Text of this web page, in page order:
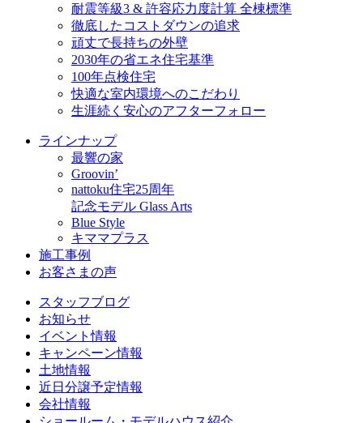
耐震等級3 & 許容応力度計算 全棟標準
徹底したコストダウンの追求
頑丈で長持ちの外壁
2030年の省エネ住宅基準
100年点検住宅
快適な室内環境へのこだわり
生涯続く安心のアフターフォロー
ラインナップ
最響の家
Groovin’
nattoku住宅25周年
記念モデル Glass Arts
Blue Style
キママプラス
施工事例
お客さまの声
スタッフブログ
お知らせ
イベント情報
キャンペーン情報
土地情報
近日分譲予定情報
会社情報